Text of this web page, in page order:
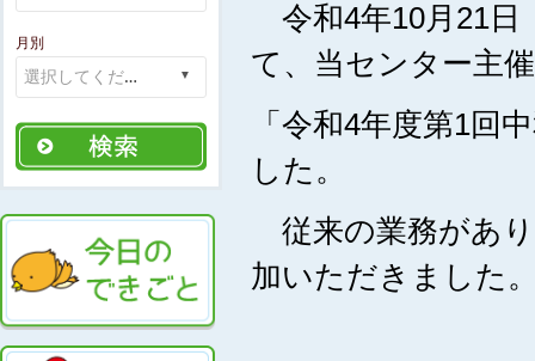
月別
令和4年10月21日
て、当センター主
「令和4年度第1回
した。
従来の業務があ
加いただきました